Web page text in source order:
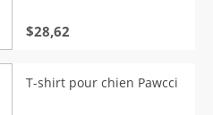
$28,62
T-shirt pour chien Pawcci